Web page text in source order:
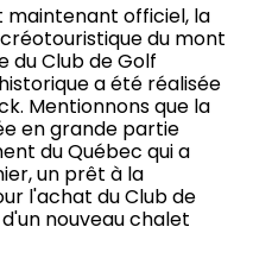
maintenant officiel, la
du mont
Club de Golf
a été réalisée
Mentionnons que la
en grande partie
du Québec qui a
un prêt à la
l'achat du Club de
nouveau chalet